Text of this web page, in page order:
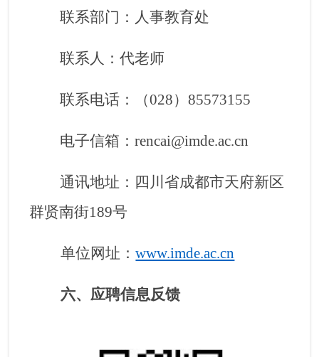
联系部门：人事教育处
联系人：代老师
联系电话：（028）85573155
电子信箱：rencai@imde.ac.cn
通讯地址：四川省成都市天府新区
群贤南街189号
单位网址：www.imde.ac.cn
六、应聘信息反馈